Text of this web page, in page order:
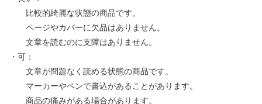
比較的綺麗な状態の商品です。
ページやカバーに欠品はありません。
文章を読むのに支障はありません。
・可：
文章が問題なく読める状態の商品です。
マーカーやペンで書込があることがあります。
商品の痛みがある場合があります。